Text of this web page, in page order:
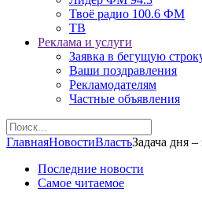
Твоё радио 100.6 ФМ
ТВ
Реклама и услуги
Заявка в бегущую
Ваши поздравления
Рекламодателям
Частные объявления
ГлавнаяНовостиВластьЗадача дня –
Последние новости
Самое читаемое